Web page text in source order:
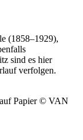
(1858–1929),
sind es hier
verfolgen.
Papier © VAN